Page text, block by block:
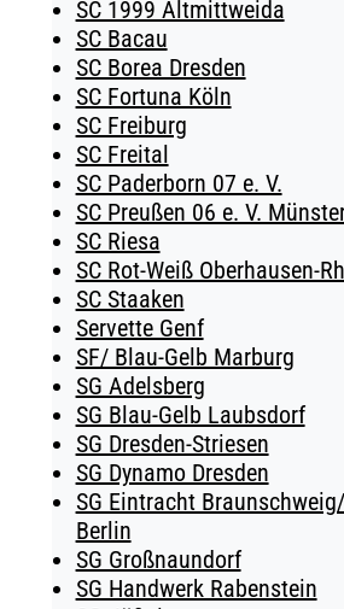
SC 1999 Altmittweida
SC Bacau
SC Borea Dresden
SC Fortuna Köln
SC Freiburg
SC Freital
SC Paderborn 07 e. V.
SC Preußen 06 e. V.
SC Riesa
SC Rot-Weiß Oberhausen-
SC Staaken
Servette Genf
SF/ Blau-Gelb Marburg
SG Adelsberg
SG Blau-Gelb Laubsdorf
SG Dresden-Striesen
SG Dynamo Dresden
SG Eintracht
Berlin
SG Großnaundorf
SG Handwerk Rabenstein